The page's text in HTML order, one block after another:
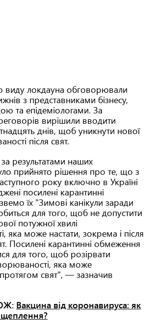
виду локдауна обговорювали
з представниками бізнесу,
та епідеміологами. За
вирішили вводити
днів, щоб уникнути нової
після свят.
результатами наших
прийнято рішення про те, що з
року включно в Україні
посилені карантинні
їх "Зимові канікули заради
для того, щоб не допустити
потужної хвилі
яка може настати, зокрема і після
Посилені карантинні обмеження
для того, щоб розірвати
яка може
свят", — зазначив
Вакцина від коронавируса: як